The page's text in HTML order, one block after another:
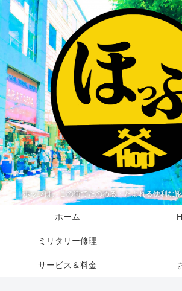
ホップは、この街でたのめる・たよれる便利な
ホーム
ミリタリー修理
サービス＆料金